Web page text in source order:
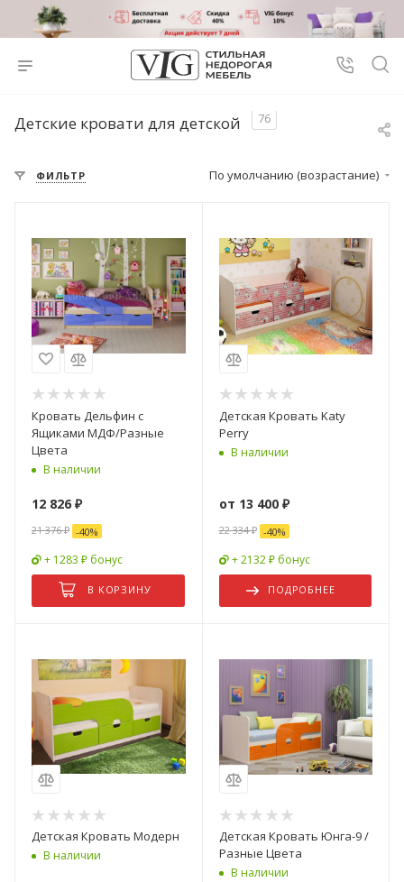
Детские кровати для детской 76
ФИЛЬТР По умолчанию (возрастание)
Кровать Дельфин с
Ящиками МДФ/Разные
Цвета
В наличии
12 826 ₽
21 376₽ -40%
+ 1283 ₽ бонус
В КОРЗИНУ
Детская Кровать Katy
Perry
В наличии
от 13 400 ₽
22 334 ₽ -40%
+ 2132 ₽ бонус
ПОДРОБНЕЕ
Детская Кровать Модерн
В наличии
Детская Кровать Юнга-9 /
Разные Цвета
В наличии